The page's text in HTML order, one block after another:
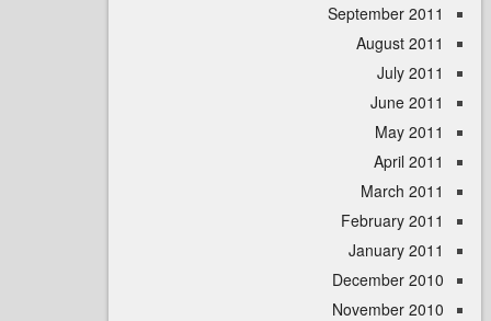
September
August
July
June
May
April
March
February
January
December
November